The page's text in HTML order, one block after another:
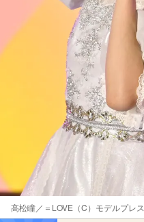
高松瞳／＝LOVE（C）モデルプレス